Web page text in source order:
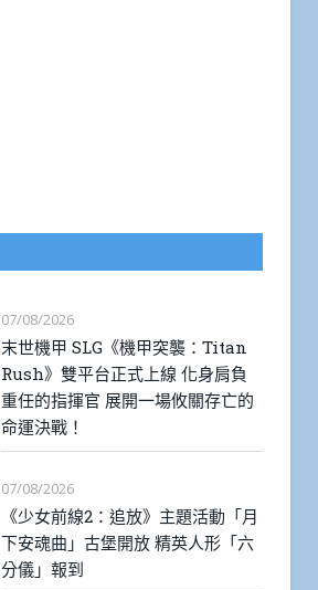
07/08/2026
末世機甲 SLG《機甲突襲：Titan
Rush》雙平台正式上線 化身肩負
重任的指揮官 展開一場攸關存亡的
命運決戰！
07/08/2026
《少女前線2：追放》主題活動「月
下安魂曲」古堡開放 精英人形「六
分儀」報到